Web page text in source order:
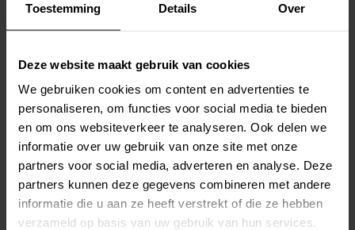
Toestemming Details Over
Deze website maakt gebruik van cookies
We gebruiken cookies om content en advertenties te
personaliseren, om functies voor social media te bieden
en om ons websiteverkeer te analyseren. Ook delen we
informatie over uw gebruik van onze site met onze
partners voor social media, adverteren en analyse. Deze
partners kunnen deze gegevens combineren met andere
informatie die u aan ze heeft verstrekt of die ze hebben
verzameld op basis van uw gebruik van hun services.
(2020)
€ 5,95
2020
€ 17,95